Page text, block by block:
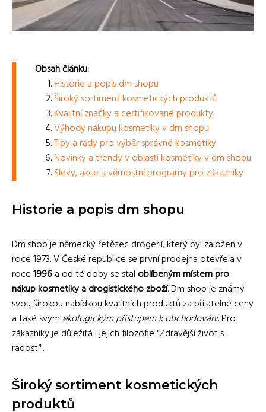
Obsah článku:
Historie a popis dm shopu
Široký sortiment kosmetických produktů
Kvalitní značky a certifikované produkty
Výhody nákupu kosmetiky v dm shopu
Tipy a rady pro výběr správné kosmetiky
Novinky a trendy v oblasti kosmetiky v dm shopu
Slevy, akce a věrnostní programy pro zákazníky
Historie a popis dm shopu
Dm shop je německý řetězec drogerií, který byl založen v
roce 1973. V České republice se první prodejna otevřela v
roce1996a od té doby se stal oblíbeným místem pro
nákup kosmetiky a drogistického zboží. Dm shop je známý
svou širokou nabídkou kvalitních produktů za přijatelné ceny
a také svým ekologickým přístupem k obchodování. Pro
zákazníky je důležitá i jejich filozofie "Zdravější život s
radostí".
Široký sortiment kosmetických
produktů